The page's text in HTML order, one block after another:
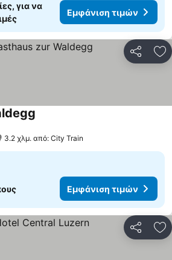
για να
Εμφάνιση τιμών
3.2 χλμ. από: City Train
Εμφάνιση τιμών